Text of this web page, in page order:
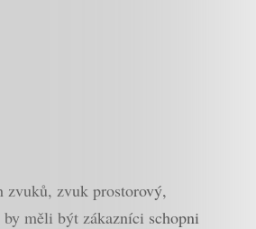
zvuků, zvuk prostorový,
měli být zákazníci schopni